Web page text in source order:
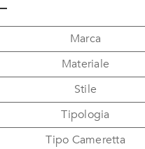
Marca
Materiale
Stile
Tipologia
Tipo Cameretta